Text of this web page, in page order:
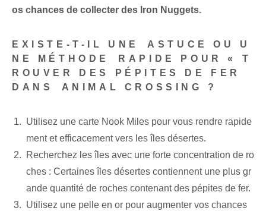
os chances de collecter des Iron Nuggets.
EXISTE-T-IL UNE ⁤ASTUCE OU U
NE MÉTHODE ⁤RAPIDE‌ POUR « T
ROUVER DES PÉPITES DE FER
DANS⁢ ANIMAL CROSSING ?
Utilisez une carte Nook Miles pour vous rendre rapide
ment et efficacement vers les îles désertes.
Recherchez les îles avec une forte concentration de ro
ches : Certaines îles désertes contiennent une plus gr
ande quantité de roches contenant des pépites de fer.
Utilisez une pelle en or pour augmenter vos chances